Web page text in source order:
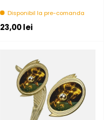
Disponibil la pre-comanda
Pret initial
23,00 lei